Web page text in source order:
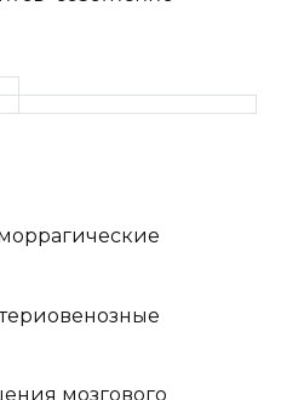
мозгового